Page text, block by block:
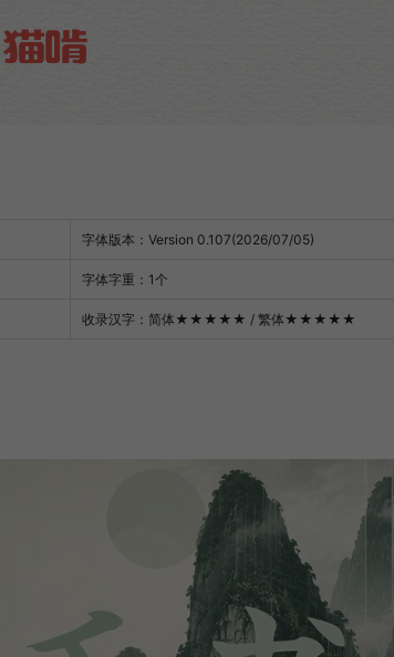
字体版本：Version 0.107(2026/07/05)
字体字重：1个
收录汉字：简体★★★★★ / 繁体★★★★★